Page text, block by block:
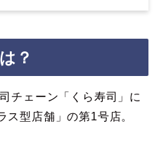
？
チェーン「くら寿司」に
ス型店舗」の第1号店。